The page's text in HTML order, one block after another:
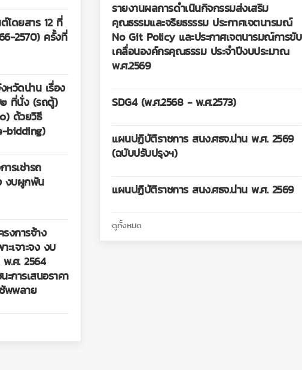
โดยสาร 12 ที่
2570) ครั้งที่
หวัดน่าน เรื่อง
๒ ที่นั่ง (รถตู้)
ด้วยวิธี
bidding)
ารเช่ารถ
งบผูกพัน
รงการจ้าง
ะเจาะจง งบ
พ.ศ. 2564
การเสนอราคา
พพลาย
รายงานผลการดำเนินกิจกรรมส่งเสริม
คุณธรรมและจริยธรรรม ประกาศเจตนารมณ์
No Git Policy และประกาศเจตนารมณ์การขับ
เคลื่อนองค์กรคุณธรรม ประจำปีงบประมาณ
พ.ศ.2569
SDG4 (พ.ศ.2568 - พ.ศ.2573)
แผนปฏิบัติราชการ สนง.ศธจ.น่าน พ.ศ. 2569
(ฉบับปรับปรุงฯ)
แผนปฏิบัติราชการ สนง.ศธจ.น่าน พ.ศ. 2569
ดูทั้งหมด